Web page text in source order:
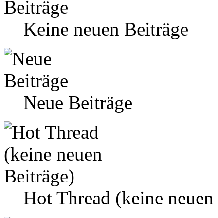
Keine neuen Beiträge
Neue Beiträge
Hot Thread (keine